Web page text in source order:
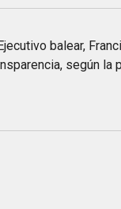
balear,
según la